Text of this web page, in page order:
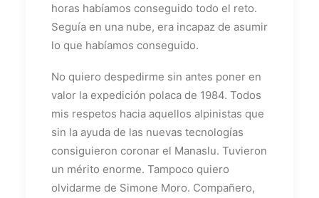
horas habíamos conseguido todo el reto.
Seguía en una nube, era incapaz de asumir
lo que habíamos conseguido.
No quiero despedirme sin antes poner en
valor la expedición polaca de 1984. Todos
mis respetos hacia aquellos alpinistas que
sin la ayuda de las nuevas tecnologías
consiguieron coronar el Manaslu. Tuvieron
un mérito enorme. Tampoco quiero
olvidarme de Simone Moro. Compañero,